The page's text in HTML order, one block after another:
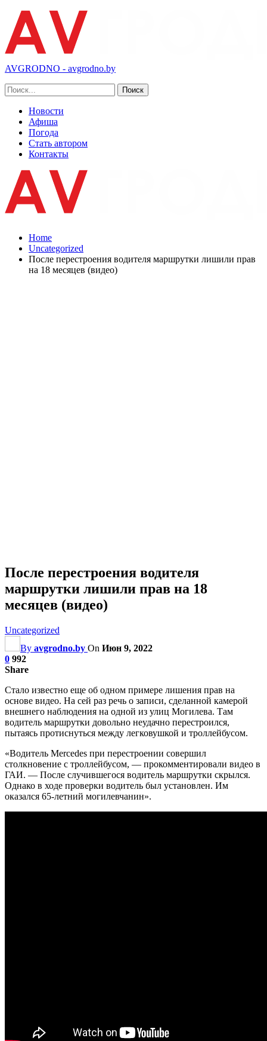
AVGRODNO - avgrodno.by
Новости
Афиша
Погода
Стать автором
Контакты
Home
Uncategorized
После перестроения водителя маршрутки лишили прав
на 18 месяцев (видео)
После перестроения водителя
маршрутки лишили прав на 18
месяцев (видео)
Uncategorized
By avgrodno.by On Июн 9, 2022
0 992
Share
Стало известно еще об одном примере лишения прав на
основе видео. На сей раз речь о записи, сделанной камерой
внешнего наблюдения на одной из улиц Могилева. Там
водитель маршрутки довольно неудачно перестроился,
пытаясь протиснуться между легковушкой и троллейбусом.
«Водитель Mercedes при перестроении совершил
столкновение с троллейбусом, — прокомментировали видео в
ГАИ. — После случившегося водитель маршрутки скрылся.
Однако в ходе проверки водитель был установлен. Им
оказался 65-летний могилевчанин».